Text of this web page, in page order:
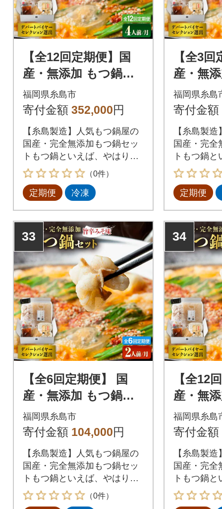
【全12回定期便】国
産・無添加 もつ鍋セ
ット (約4人前) 旨辛み
そ味[AFF023]
福岡県糸島市
寄付金額 352,000円
【糸島製造】人気もつ鍋屋の
国産・完全無添加もつ鍋セッ
トもつ鍋といえば、やはり一
番気になるのは【もつ】九州
産の生の牛もつを最短ルート
で新鮮な状態で仕入れ、長年
ぷりで甘い極上のもつに仕上
がっております。
（0件）
定期便 冷凍
【全3
産・無
ット (約2人前) 旨辛み
そ味
福岡県糸島
寄付金額
【糸島製
国産・完全
トもつ鍋
番気にな
産の生の牛
で新鮮な状
ぷりで甘い
がっており
定期便
33
【全6回定期便】 国
産・無添加 もつ鍋セ
ット (約2人前) 旨辛み
そ味[AFF025]
福岡県糸島市
寄付金額 104,000円
【糸島製造】人気もつ鍋屋の
国産・完全無添加もつ鍋セッ
トもつ鍋といえば、やはり一
番気になるのは【もつ】九州
産の生の牛もつを最短ルート
（0件）
34
【全12
産・無
ット (約2人前) 旨辛み
そ味
福岡県糸島
寄付金額
【糸島製
国産・完全
トもつ鍋
番気になる
産の生の牛